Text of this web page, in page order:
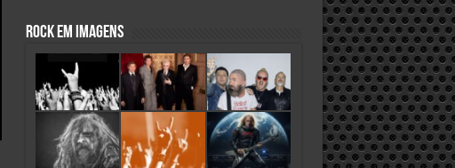
Rock em Imagens